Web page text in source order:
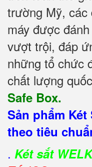
trường Mỹ, các
máy được
vượt trội, đáp
những tổ chức
chất lượng
Safe Box.
Sản phẩm Két
theo tiêu
. Két sắt